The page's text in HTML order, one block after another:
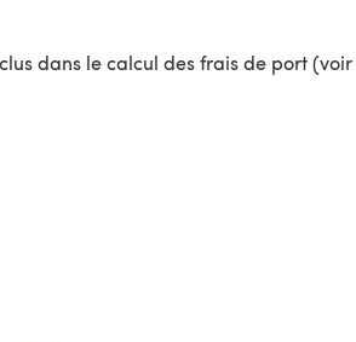
dans le calcul des frais de port
onglet)